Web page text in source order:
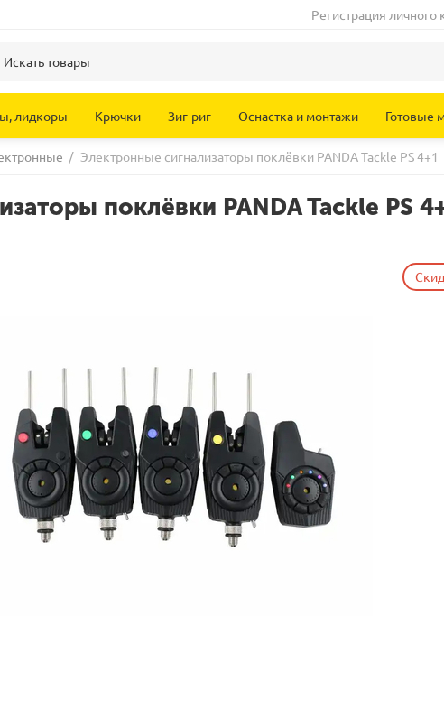
Регистрация личного
лидкоры Крючки Зиг-риг Оснастка и монтажи Готовые
/ Электронные сигнализаторы поклёвки PANDA Tackle PS 4+1
поклёвки PANDA Tackle PS